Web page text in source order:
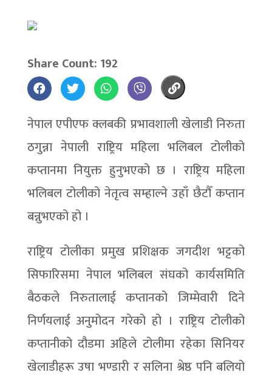
Share Count: 192
नेपाल एपीएफ क्लबकी प्रभावशाली खेलाडी निरुता
ठगुन्ना नेपाली राष्ट्रिय महिला भलिबल टोलीको
कप्तानमा नियुक्त हुनुभएको छ । राष्ट्रिय महिला
भलिबल टोलीको नेतृत्व सम्हाल्ने उहाँ छैटौँ कप्तान
बन्नुभएको हो ।
राष्ट्रिय टोलीका प्रमुख प्रशिक्षक जगदीश भट्टको
सिफारिसमा नेपाल भलिबल संघको कार्यसमिति
बैठकले निरुतालाई कप्तानको जिम्मेवारी दिने
निर्णयलाई अनुमोदन गरेको हो । राष्ट्रिय टोलीको
कप्तानीको दौडमा अहिले टोलीमा रहेका सिनियर
खेलाडीहरू उषा भण्डारी र सलिना श्रेष्ठ पनि बलियो